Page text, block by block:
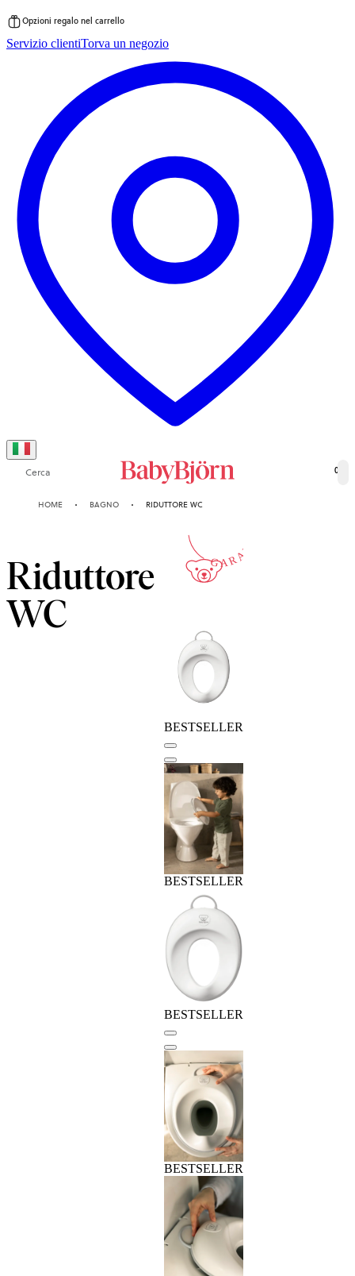
al
Opzioni regalo nel carrello
Servizio clientiTorva un negozio
Cerca 0
HOME BAGNO RIDUTTORE WC
Riduttore
WC
2-ANNI
GARANZIA
BESTSELLER
BESTSELLER
BESTSELLER
BESTSELLER